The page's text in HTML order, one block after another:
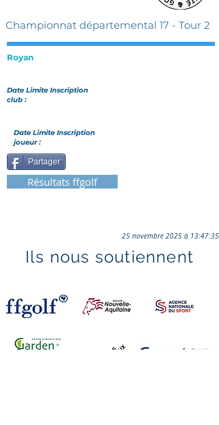
Championnat départemental 17 - Tour 2
Royan
Date Limite Inscription
club :
Date Limite Inscription
joueur :
Partager
Résultats ffgolf
25 novembre 2025 à 13:47:35
Ils nous soutiennent